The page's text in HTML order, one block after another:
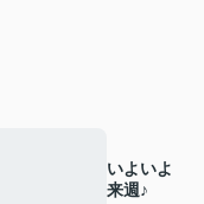
いよいよ
来週♪